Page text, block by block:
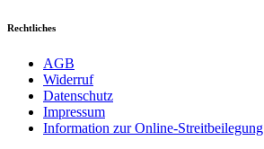
Rechtliches
AGB
Widerruf
Datenschutz
Impressum
Information zur Online-Streitbeilegung